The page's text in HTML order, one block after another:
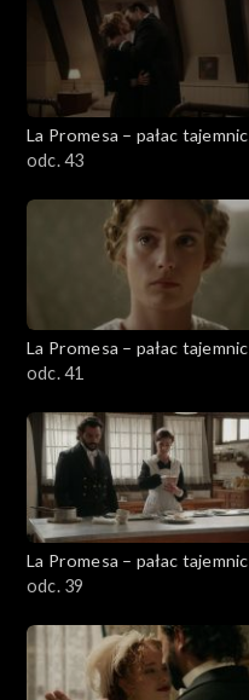
La Promesa – pałac tajemnic
odc. 43
La Promesa – pałac tajemnic
odc. 41
La Promesa – pałac tajemnic
odc. 39